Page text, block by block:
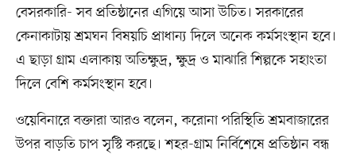
বেসরকারি- সব প্রতিষ্ঠানের এগিয়ে আসা উচিত। সরকারের
কেনাকাটায় শ্রমঘন বিষয়চি প্রাধান্য দিলে অনেক কর্মসংস্থান হবে।
এ ছাড়া গ্রাম এলাকায় অতিক্ষুদ্র, ক্ষুদ্র ও মাঝারি শিল্পকে সহাংতা
দিলে বেশি কর্মসংস্থান হবে।
ওয়েবিনারে বক্তারা আরও বলেন, করোনা পরিস্থিতি শ্রমবাজারের
উপর বাড়তি চাপ সৃস্টি করছে। শহর-গ্রাম নির্বিশেষে প্রতিষ্ঠান বন্ধ